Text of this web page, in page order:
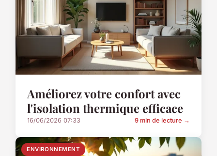
Améliorez votre confort avec
l'isolation thermique efficace
16/06/2026 07:33 9 min de lecture →
ENVIRONNEMENT